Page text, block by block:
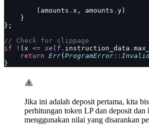
        (amounts
. x, amounts . y)
    }
};
// Check for slippage
if ! (x <= self . instruction_data .
    return
Err( ProgramError ::
}
Jika ini adalah deposit pertama, kita
perhitungan token LP dan deposit dan
menggunakan nilai yang disarankan